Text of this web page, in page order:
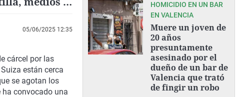
05/06/2025 12:35
cárcel por las
están cerca
se agotan los
ha convocado una
HOMICIDIO EN UN BAR
EN VALENCIA
Muere un joven de
20 años
presuntamente
asesinado por el
dueño de un bar de
Valencia que trató
de fingir un robo